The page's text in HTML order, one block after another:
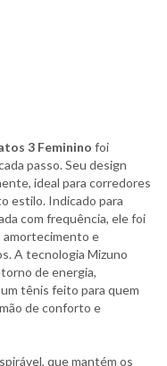
3 Feminino foi
passo. Seu design
ideal para corredores
estilo. Indicado para
com frequência, ele foi
amortecimento e
A tecnologia Mizuno
de energia,
tênis feito para quem
de conforto e
que mantém os